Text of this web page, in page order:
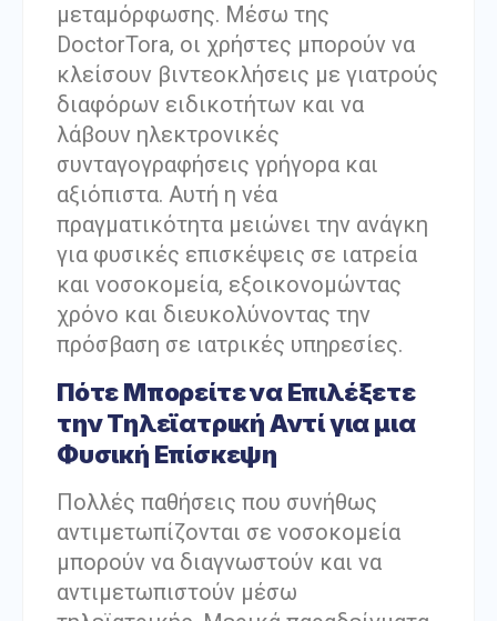
μεταμόρφωσης. Μέσω της
DoctorTora, οι χρήστες μπορούν να
κλείσουν βιντεοκλήσεις με γιατρούς
διαφόρων ειδικοτήτων και να
λάβουν ηλεκτρονικές
συνταγογραφήσεις γρήγορα και
αξιόπιστα. Αυτή η νέα
πραγματικότητα μειώνει την ανάγκη
για φυσικές επισκέψεις σε ιατρεία
και νοσοκομεία, εξοικονομώντας
χρόνο και διευκολύνοντας την
πρόσβαση σε ιατρικές υπηρεσίες.
Πότε Μπορείτε να Επιλέξετε
την Τηλεϊατρική Αντί για μια
Φυσική Επίσκεψη
Πολλές παθήσεις που συνήθως
αντιμετωπίζονται σε νοσοκομεία
μπορούν να διαγνωστούν και να
αντιμετωπιστούν μέσω